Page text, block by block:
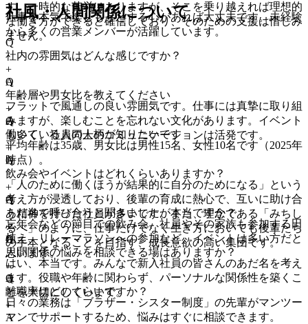
す。一時的な苦労はありますが、そこを乗り越えれば理想的
な働き方ができると確信しており、そのための支援は惜しみ
ません。
仕事を本気で楽しもうとする心があれば大丈夫です。未経験
から多くの営業メンバーが活躍しています。
社風・人間関係について
Q
社内の雰囲気はどんな感じですか？
+
A
フラットで風通しの良い雰囲気です。仕事には真摯に取り組
みますが、楽しむことを忘れない文化があります。イベント
も多く、社員同士のコミュニケーションは活発です。
Q
年齢層や男女比を教えてください
+
A
平均年齢は35歳、男女比は男性15名、女性10名です（2025年
時点）。
Q
働いている人の人柄が知りたいです
+
A
「人のために働くほうが結果的に自分のためになる」という
考え方が浸透しており、後輩の育成に熱心で、互いに助け合
う精神を持った社員が多いです。また、理念である「みちし
るべ」のように、仕事だけでなく生き方においても後輩たち
の手本となることを目指す、成長意欲の高い集団です。
Q
飲み会やイベントはどれくらいありますか？
+
A
忘年会などの節目での飲み会、社員やその家族も参加する田
植え、リレーマラソンへの参加など、イベントは多い方だと
思います。
Q
あだ名で呼び合うと聞きましたが本当ですか？
+
A
はい、本当です。みんなで新入社員の皆さんのあだ名を考え
ます。役職や年齢に関わらず、パーソナルな関係性を築くこ
とを大切にしています。
Q
人間関係の悩みを相談できる場はありますか？
+
A
日々の業務は「ブラザー・シスター制度」の先輩がマンツー
マンでサポートするため、悩みはすぐに相談できます。
Q
離職率はどのくらいですか？
+
A